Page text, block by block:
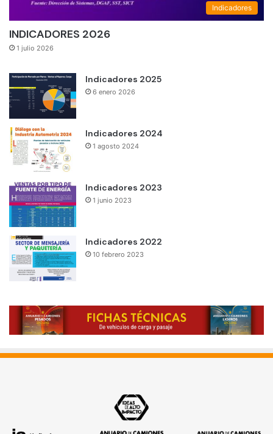
Indicadores
INDICADORES 2026
1 julio 2026
Indicadores 2025
6 enero 2026
Indicadores 2024
1 agosto 2024
Indicadores 2023
1 junio 2023
Indicadores 2022
10 febrero 2023